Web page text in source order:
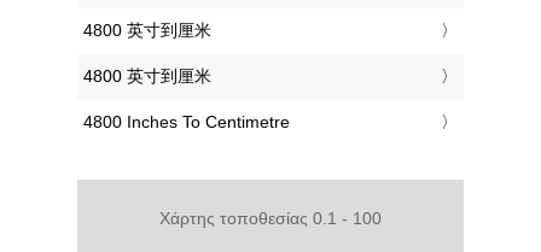
‎4800 英寸到厘米
‎4800 英寸到厘米
‎4800 Inches To Centimetre
Χάρτης τοποθεσίας 0.1 - 100